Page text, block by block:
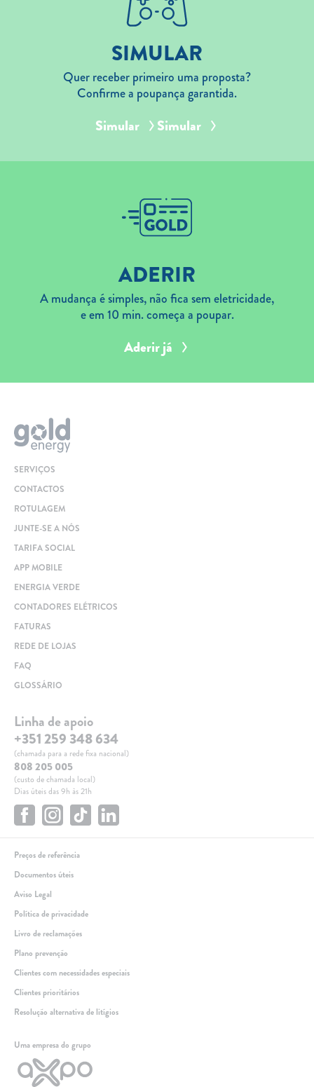
+351 259 348 634
(chamada para a rede fixa nacional)
SIMULAR
Quer receber primeiro uma proposta?
Confirme a poupança garantida.
Simular Simular
ADERIR
A mudança é simples, não fica sem eletricidade,
e em 10 min. começa a poupar.
Aderir já
SERVIÇOS
CONTACTOS
ROTULAGEM
JUNTE-SE A NÓS
TARIFA SOCIAL
APP MOBILE
ENERGIA VERDE
CONTADORES ELÉTRICOS
FATURAS
REDE DE LOJAS
FAQ
GLOSSÁRIO
Linha de apoio
+351 259 348 634
(chamada para a rede fixa nacional)
808 205 005
(custo de chamada local)
Dias úteis das 9h às 21h
Preços de referência
Documentos úteis
Aviso Legal
Política de privacidade
Livro de reclamações
Plano prevenção
Clientes com necessidades especiais
Clientes prioritários
Resolução alternativa de litígios
Uma empresa do grupo